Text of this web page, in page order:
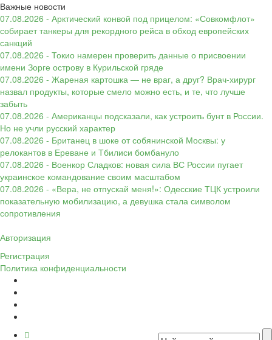
Важные новости
07.08.2026 - Арктический конвой под прицелом: «Совкомфлот»
собирает танкеры для рекордного рейса в обход европейских
санкций
07.08.2026 - Токио намерен проверить данные о присвоении
имени Зорге острову в Курильской гряде
07.08.2026 - Жареная картошка — не враг, а друг? Врач-хирург
назвал продукты, которые смело можно есть, и те, что лучше
забыть
07.08.2026 - Американцы подсказали, как устроить бунт в России.
Но не учли русский характер
07.08.2026 - Британец в шоке от собянинской Москвы: у
релокантов в Ереване и Тбилиси бомбануло
07.08.2026 - Военкор Сладков: новая сила ВС России пугает
украинское командование своим масштабом
07.08.2026 - «Вера, не отпускай меня!»: Одесские ТЦК устроили
показательную мобилизацию, а девушка стала символом
сопротивления
Авторизация
Регистрация
Политика конфиденциальности